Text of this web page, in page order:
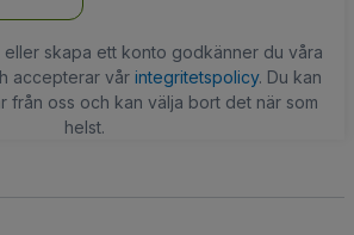
eller skapa ett konto godkänner du våra
accepterar vår integritetspolicy. Du kan
från oss och kan välja bort det när som
helst.